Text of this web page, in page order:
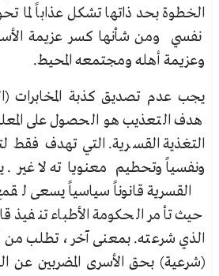
الخطوة بحد ذاتها تشكل عذاباً لما
نفسي ومن شأنها كسر عزيمة
وعزيمة أهله ومجتمعه المحيط.
يجب عدم تصديق كذبة المخابرات
هدف التعذيب هو الحصول على
التغذية القسرية. التي تهدف فقط
ونفسياً وتحطيم معنوياته لا
القسرية قانوناً سياسياً يسعى
حيث تأمر الحكومة الأطباء تنفيذ
الذي شرعته. بمعنى آخر، تطلب من
(شرعية) بحق الأسرى المضربين عن